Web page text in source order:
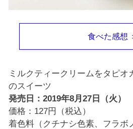
食べた感想
ミルクティークリームをタピオ
のスイーツ
発売日：2019年8月27日（火）
価格：127円（税込）
着色料（クチナシ色素、フラボ